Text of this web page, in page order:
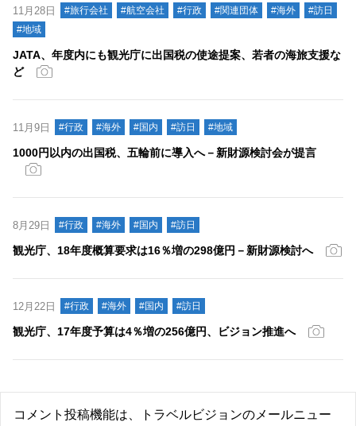
11月28日 #旅行会社 #航空会社 #行政 #関連団体 #海外
#訪日
#地域
JATA、年度内にも観光庁に出国税の使途提案、若者の海旅支援な
ど
11月9日 #行政 #海外 #国内 #訪日 #地域
1000円以内の出国税、五輪前に導入へ－新財源検討会が提言
8月29日 #行政 #海外 #国内 #訪日
観光庁、18年度概算要求は16％増の298億円－新財源検討へ
12月22日 #行政 #海外 #国内 #訪日
観光庁、17年度予算は4％増の256億円、ビジョン推進へ
コメント投稿機能は、トラベルビジョンのメールニュー